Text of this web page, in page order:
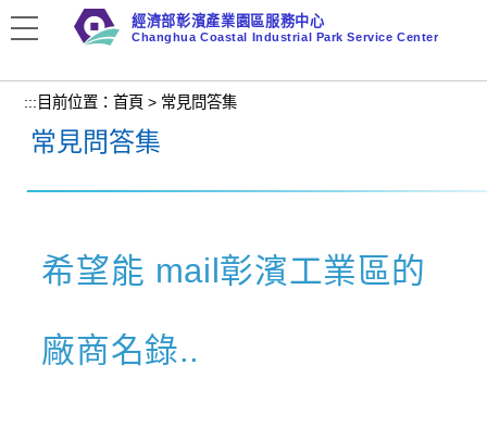
要
容
塊
經濟部彰濱產業園區服務中心
Changhua Coastal Industrial Park Service Center
::: 目前位置：首頁 > 常見問答集
常見問答集
希望能 mail彰濱工業區的
廠商名錄..